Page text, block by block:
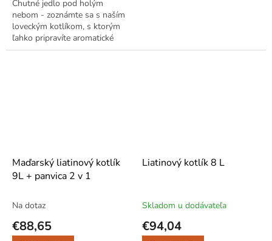
Chutné jedlo pod holým
nebom - zoznámte sa s naším
loveckým kotlíkom, s ktorým
ľahko pripravíte aromatické
pokrmy pri kempovaní aj
Maďarský liatinový kotlík
9L + panvica 2 v 1
Na dotaz
€88,65
Liatinový kotlík 8 L
Skladom u dodávateľa
€94,04